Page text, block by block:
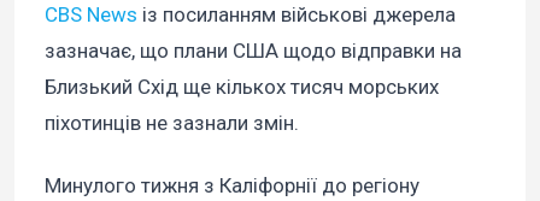
CBS News із посиланням військові джерела
зазначає, що плани США щодо відправки на
Близький Схід ще кількох тисяч морських
піхотинців не зазнали змін.
Минулого тижня з Каліфорнії до регіону